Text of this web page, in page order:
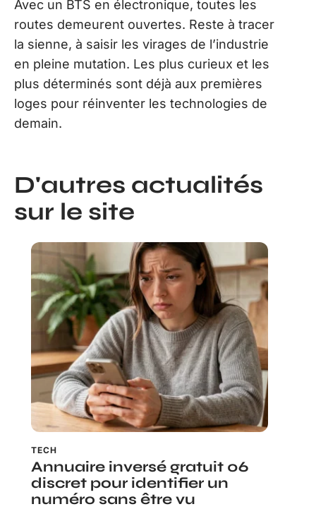
Avec un BTS en électronique, toutes les
routes demeurent ouvertes. Reste à tracer
la sienne, à saisir les virages de l’industrie
en pleine mutation. Les plus curieux et les
plus déterminés sont déjà aux premières
loges pour réinventer les technologies de
demain.
D'autres actualités
sur le site
TECH
Annuaire inversé gratuit 06
discret pour identifier un
numéro sans être vu